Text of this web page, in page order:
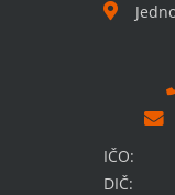
IČO:
DIČ: